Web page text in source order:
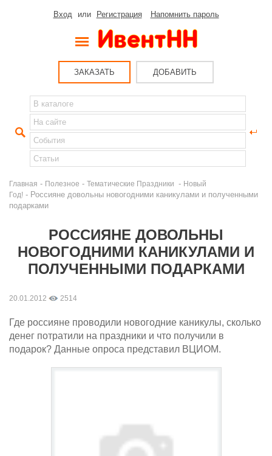
Вход или Регистрация Напомнить пароль
ЗАКАЗАТЬ ДОБАВИТЬ
Главная - Полезное - Тематические Праздники - Новый
Год! - Россияне довольны новогодними каникулами и полученными
подарками
РОССИЯНЕ ДОВОЛЬНЫ
НОВОГОДНИМИ КАНИКУЛАМИ И
ПОЛУЧЕННЫМИ ПОДАРКАМИ
20.01.2012 2514
Где россияне проводили новогодние каникулы, сколько
денег потратили на праздники и что получили в
подарок? Данные опроса представил ВЦИОМ.